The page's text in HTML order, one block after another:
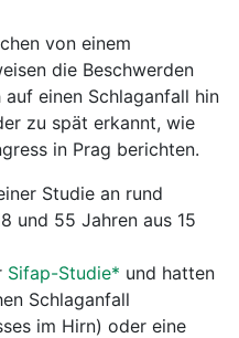
von einem
die Beschwerden
einen Schlaganfall hin
zu spät erkannt, wie
in Prag berichten.
Studie an rund
und 55 Jahren aus 15
Sifap-Studie* und hatten
Schlaganfall
im Hirn) oder eine